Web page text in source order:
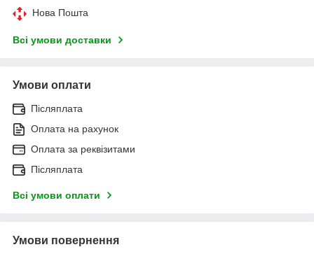
Нова Пошта
Всі умови доставки
Умови оплати
Післяплата
Оплата на рахунок
Оплата за реквізитами
Післяплата
Всі умови оплати
Умови повернення